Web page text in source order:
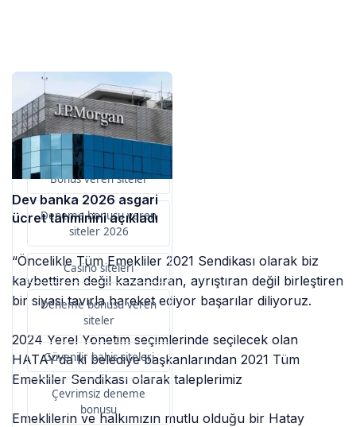
Sponsorlarımız
Bu içerik destekçileri
primebahis resmi giris
Bonus veren siteler
Deneme bonusu veren
siteler 2026
Casino siteleri
Deneme bonusu veren
siteler
Güvenilir bahis siteleri
Çevrimsiz deneme
bonusu
Dev banka 2026 asgari
ücret tahminini açıkladı
“Öncelikle Tüm Emekliler 2021 Sendikası olarak biz
kaybettiren değil kazandıran, ayrıştıran değil birleştiren
bir siyasi tavırla hareket ediyor başarılar diliyoruz.
2024 Yerel Yönetim seçimlerinde seçilecek olan
HATAY’da ki belediye başkanlarından 2021 Tüm
Emekliler Sendikası olarak taleplerimiz
Emeklilerin ve halkımızın mutlu olduğu bir Hatay